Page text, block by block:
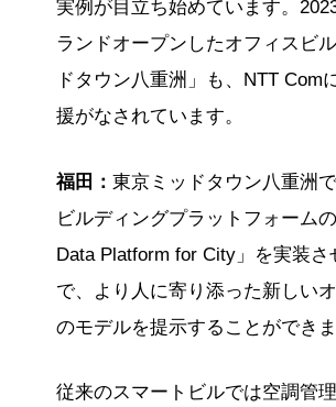
実例が目立ち始めています。
ランドオープンしたオフィスビ
ドタウン八重洲」も、NTT Com
援がなされています。
福田： 東京ミッドタウン八重洲
ビルディングプラットフォーム
Data Platform for City」を実装さ
で、より人に寄り添った新しい
のモデルを提示することができま
従来のスマートビルでは空調管